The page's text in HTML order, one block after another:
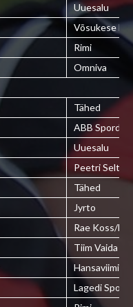
Uuesalu
Võsukese
Rimi
Omniva
Tähed
ABB
Uuesalu
Peetri Selts
Tähed
Jyrto
Rae Koss/
Tiim Vaida
Lagedi SporT